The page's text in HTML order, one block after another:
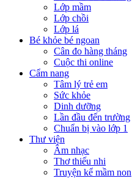
Lớp mầm
Lớp chồi
Lớp lá
Bé khỏe bé ngoan
Cân đo hàng tháng
Cuộc thi online
Cẩm nang
Tâm lý trẻ em
Sức khỏe
Dinh dưỡng
Lần đầu đến trường
Chuẩn bị vào lớp 1
Thư viện
Âm nhạc
Thơ thiếu nhi
Truyện kể mầm non